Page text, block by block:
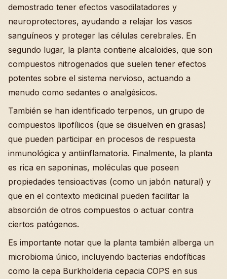
demostrado tener efectos vasodilatadores y
neuroprotectores, ayudando a relajar los vasos
sanguíneos y proteger las células cerebrales. En
segundo lugar, la planta contiene alcaloides, que son
compuestos nitrogenados que suelen tener efectos
potentes sobre el sistema nervioso, actuando a
menudo como sedantes o analgésicos.
También se han identificado terpenos, un grupo de
compuestos lipofílicos (que se disuelven en grasas)
que pueden participar en procesos de respuesta
inmunológica y antiinflamatoria. Finalmente, la planta
es rica en saponinas, moléculas que poseen
propiedades tensioactivas (como un jabón natural) y
que en el contexto medicinal pueden facilitar la
absorción de otros compuestos o actuar contra
ciertos patógenos.
Es importante notar que la planta también alberga un
microbioma único, incluyendo bacterias endofíticas
como la cepa Burkholderia cepacia COPS en sus